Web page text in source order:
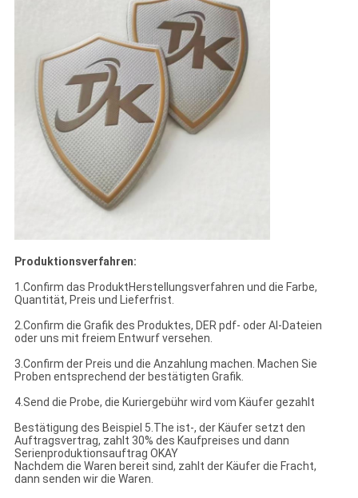
Produktionsverfahren:
1.Confirm das ProduktHerstellungsverfahren und die Farbe,
Quantität, Preis und Lieferfrist.
2.Confirm die Grafik des Produktes, DER pdf- oder AI-Dateien
oder uns mit freiem Entwurf versehen.
3.Confirm der Preis und die Anzahlung machen. Machen Sie
Proben entsprechend der bestätigten Grafik.
4.Send die Probe, die Kuriergebühr wird vom Käufer gezahlt
Bestätigung des Beispiel 5.The ist-, der Käufer setzt den
Auftragsvertrag, zahlt 30% des Kaufpreises und dann
Serienproduktionsauftrag OKAY
Nachdem die Waren bereit sind, zahlt der Käufer die Fracht,
dann senden wir die Waren.